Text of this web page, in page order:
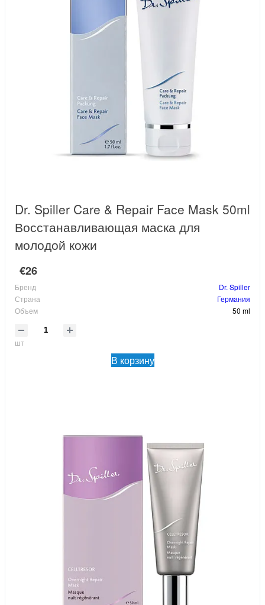
Dr. Spiller Care & Repair Face Mask 50ml
Восстанавливающая маска для
молодой кожи
€26
Бренд
Dr. Spiller
Страна
Германия
Объем
50 ml
шт
В корзину